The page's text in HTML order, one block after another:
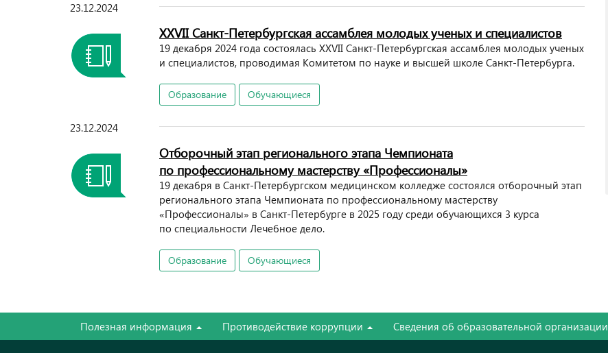
23.12.2024
XXVII Санкт-Петербургская ассамблея молодых ученых и специалистов
19 декабря 2024 года состоялась XXVII Санкт-Петербургская ассамблея молодых ученых
и специалистов, проводимая Комитетом по науке и высшей школе Санкт-Петербурга.
Образование Обучающиеся
23.12.2024
Отборочный этап регионального этапа Чемпионата
по профессиональному мастерству «Профессионалы»
19 декабря в Санкт-Петербургском медицинском колледже состоялся отборочный этап
регионального этапа Чемпионата по профессиональному мастерству
«Профессионалы» в Санкт-Петербурге в 2025 году среди обучающихся 3 курса
по специальности Лечебное дело.
Образование Обучающиеся
Полезная информация Противодействие коррупции Сведения об образовательной организации